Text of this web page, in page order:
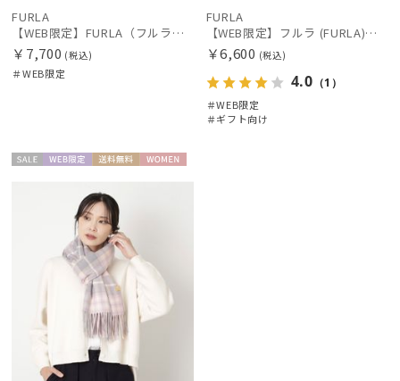
在庫表示
販売状況
FURLA
【WEB限定】FURLA（フルラ） シャギーマフラー
￥7,700 (税込)
＃WEB限定
FURLA
【WEB限定】フルラ (FURLA)エコファー付きマフラー 無地×ハート ウールマフラー ロゴプレート付き ギフト プレゼント
￥6,600 (税込)
4.0 （1）
＃WEB限定
＃ギフト向け
料